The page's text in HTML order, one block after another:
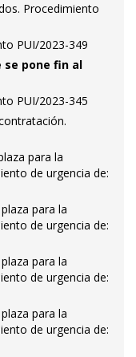
Procedimiento
PUI/2023-349
se pone fin al
PUI/2023-345
para la
de urgencia de:
para la
de urgencia de:
para la
de urgencia de:
para la
de urgencia de: